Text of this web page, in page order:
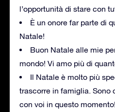
l’opportunità di stare con
È un onore far parte di
Natale!
Buon Natale alle mie
mondo! Vi amo più di
Il Natale è molto più
trascorre in famiglia. Sono
con voi in questo momento!